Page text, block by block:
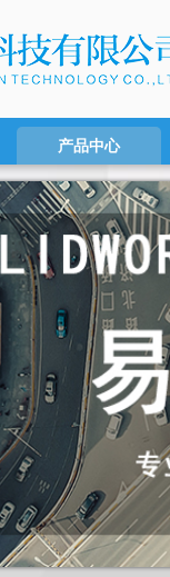
产品中心